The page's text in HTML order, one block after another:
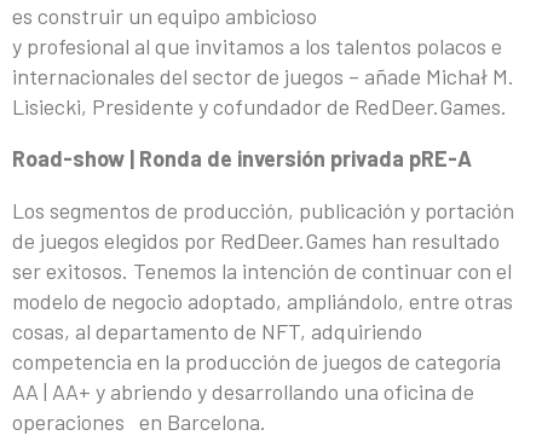
es construir un equipo ambicioso
y profesional al que invitamos a los talentos polacos e
internacionales del sector de juegos – añade Michał M.
Lisiecki, Presidente y cofundador de RedDeer.Games.
Road-show | Ronda de inversión privada pRE-A
Los segmentos de producción, publicación y portación
de juegos elegidos por RedDeer.Games han resultado
ser exitosos. Tenemos la intención de continuar con el
modelo de negocio adoptado, ampliándolo, entre otras
cosas, al departamento de NFT, adquiriendo
competencia en la producción de juegos de categoría
AA | AA+ y abriendo y desarrollando una oficina de
operaciones en Barcelona.